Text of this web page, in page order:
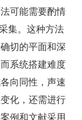
可能需要酌情
集。这种方法
切的平面和深
系统搭建难度
向同性，声速
化，还需进行
例和文献采用